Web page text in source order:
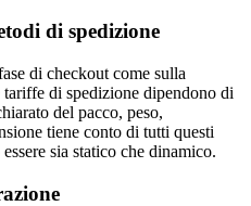
di spedizione
di checkout come sulla
di spedizione dipendono di
del pacco, peso,
tiene conto di tutti questi
sia statico che dinamico.